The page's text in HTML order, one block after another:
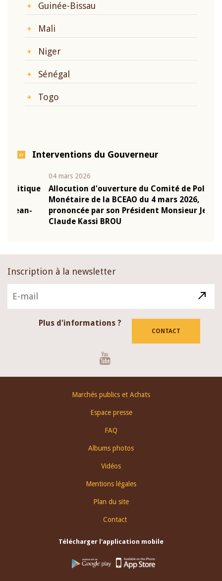
Guinée-Bissau
Mali
Niger
Sénégal
Togo
Interventions du Gouverneur
04 mars 2026
Allocution d'ouverture du Comité de Politique
Monétaire de la BCEAO du 4 mars 2026,
prononcée par son Président Monsieur Jean-
Claude Kassi BROU
Inscription à la newsletter
Plus d'informations ?
CONTACT
Marchés publics et Achats
Espace presse
FAQ
Albums photos
Vidéos
Mentions légales
Plan du site
Contact
Télécharger l'application mobile